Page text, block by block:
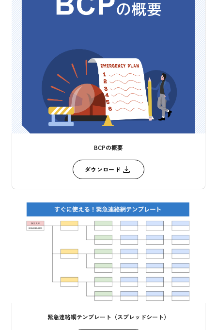
BCPの概要
ダウンロード
緊急連絡網テンプレート（スプレッドシート）